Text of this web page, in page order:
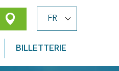
BILLETTERIE